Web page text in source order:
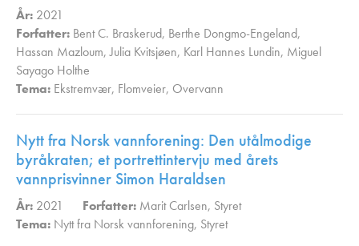
År: 2021
Forfatter: Bent C. Braskerud, Berthe Dongmo-Engeland,
Hassan Mazloum,Julia Kvitsjøen, Karl Hannes Lundin, Miguel
Sayago Holthe
Tema: Ekstremvær, Flomveier, Overvann
Nytt fra Norsk vannforening: Den utålmodige
byråkraten; et portrettintervju med årets
vannprisvinner Simon Haraldsen
År: 2021 Forfatter: Marit Carlsen, Styret
Tema: Nytt fra Norsk vannforening, Styret,